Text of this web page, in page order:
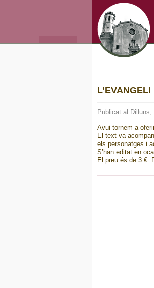
Publicat al
Avui tornem a
El text va
els personatges i
S’han editat en
El preu és de 3 €.